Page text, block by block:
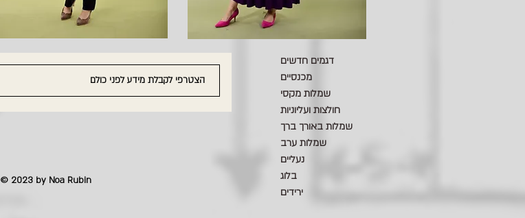
© 2023 by Noa Rubin
דגמים חדשים
מכנסיים
שמלות מקסי
חולצות ועליוניות
שמלות באורך ברך
שמלות ערב
נעליים
בלוג
ירידים